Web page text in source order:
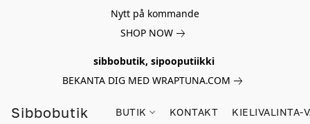
Nytt på kommande
SHOP NOW
sibbobutik, sipooputiikki
BEKANTA DIG MED WRAPTUNA.COM
Sibbobutik BUTIK KONTAKT KIELIVALINTA-